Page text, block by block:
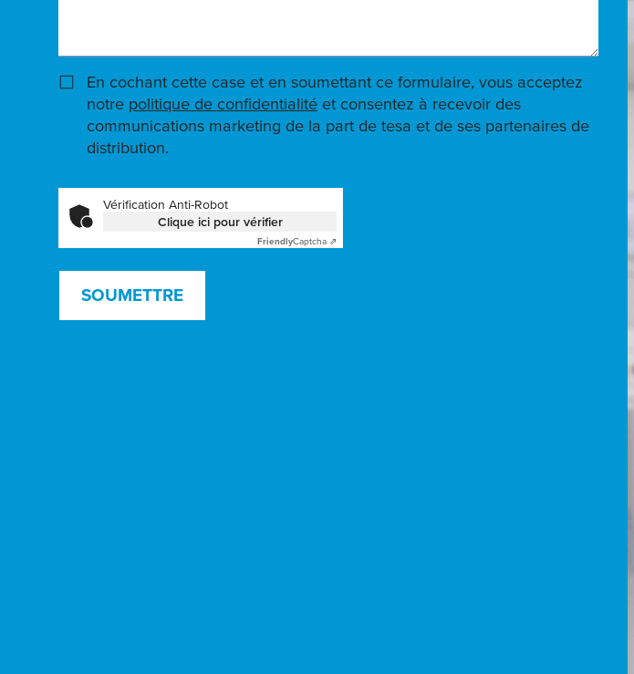
En cochant cette case et en soumettant ce formulaire, vous acceptez
notre politique de confidentialité et consentez à recevoir des
communications marketing de la part de tesa et de ses partenaires de
distribution.
Vérification Anti-Robot
Clique ici pour vérifier
FriendlyCaptcha ⇗
SOUMETTRE